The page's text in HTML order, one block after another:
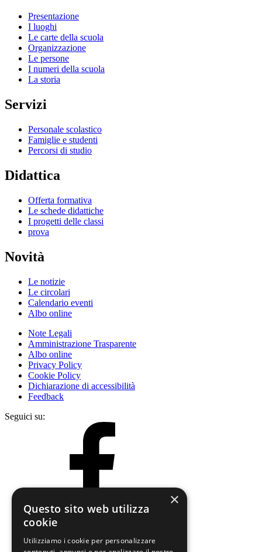
Presentazione
I luoghi
Le carte della scuola
Organizzazione
Le persone
I numeri della scuola
La storia
Servizi
Personale scolastico
Famiglie e studenti
Percorsi di studio
Didattica
Offerta formativa
Le schede didattiche
I progetti delle classi
prova
Novità
Le notizie
Le circolari
Calendario eventi
Albo online
Note Legali
Amministrazione Trasparente
Albo online
Privacy Policy
Cookie Policy
Dichiarazione di accessibilità
Feedback
Seguici su:
×
Questo sito web utilizza
cookie
Utilizziamo i cookie per personalizzare